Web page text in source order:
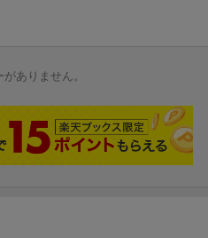
レクション」は、“ソフトバイク
とトヨタ MR2 G-Limited
改サイクロン号と Fiat NU
男の2本立てです。
“日本TRIALの聖地へ PART1”。
！」は、PMCオリジナルブラン
ありません。